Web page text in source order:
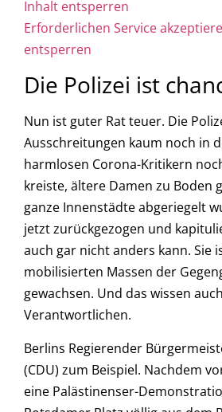
Inhalt entsperren
Erforderlichen Service
entsperren
Die Polizei ist
Nun ist guter Rat teuer. Die
Ausschreitungen kaum noch in
harmlosen Corona-Kritikern
kreiste, ältere Damen zu Boden
ganze Innenstädte abgeriegelt
jetzt zurückgezogen und
auch gar nicht anders kann. Sie
mobilisierten Massen der
gewachsen. Und das wissen
Verantwortlichen.
Berlins Regierender
(CDU) zum Beispiel. Nachdem
eine Palästinenser-